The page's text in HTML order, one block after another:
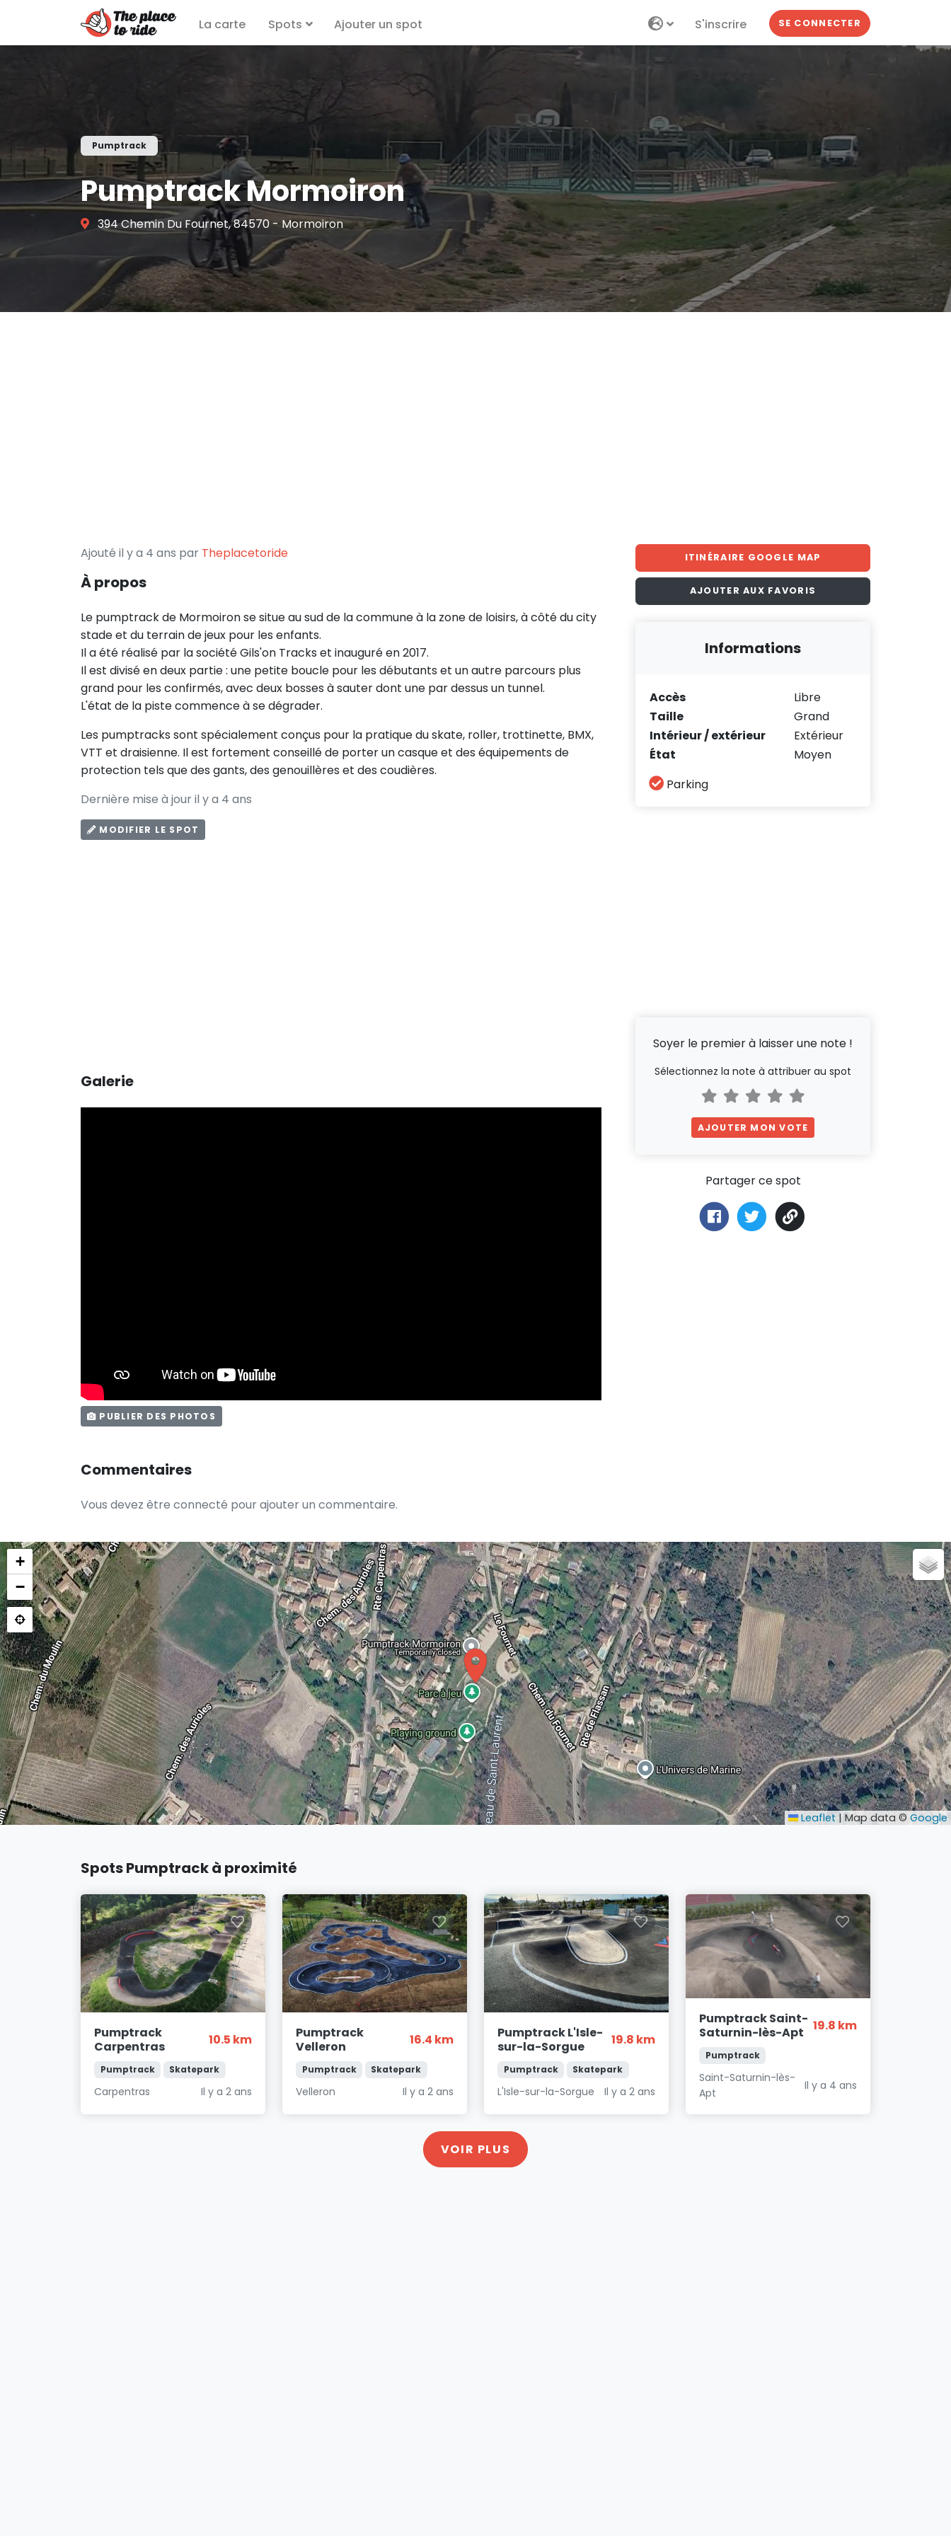
La carte Spots Ajouter un spot S'inscrire SE CONNECTER
Pumptrack
Pumptrack Mormoiron
394 Chemin Du Fournet, 84570 - Mormoiron
Ajouté il y a 4 ans par Theplacetoride
À propos
Le pumptrack de Mormoiron se situe au sud de la commune à la zone de loisirs, à côté du city
stade et du terrain de jeux pour les enfants.
Il a été réalisé par la société Gils'on Tracks et inauguré en 2017.
Il est divisé en deux partie : une petite boucle pour les débutants et un autre parcours plus
grand pour les confirmés, avec deux bosses à sauter dont une par dessus un tunnel.
L'état de la piste commence à se dégrader.
Les pumptracks sont spécialement conçus pour la pratique du skate, roller, trottinette, BMX,
VTT et draisienne. Il est fortement conseillé de porter un casque et des équipements de
protection tels que des gants, des genouillères et des coudières.
Dernière mise à jour il y a 4 ans
MODIFIER LE SPOT
Galerie
PUBLIER DES PHOTOS
Commentaires
Vous devez être connecté pour ajouter un commentaire.
ITINÉRAIRE GOOGLE MAP
AJOUTER AUX FAVORIS
Informations
Accès
Libre
Taille
Grand
Intérieur / extérieur
Extérieur
État
Moyen
Parking
Soyer le premier à laisser une note !
Sélectionnez la note à attribuer au spot
AJOUTER MON VOTE
Partager ce spot
+
−
Leaflet | Map data © Google
Spots Pumptrack à proximité
Pumptrack
Carpentras
10.5 km
Pumptrack Skatepark
Carpentras Il y a 2 ans
Pumptrack
Velleron
16.4 km
Pumptrack Skatepark
Velleron Il y a 2 ans
Pumptrack L'Isle-
sur-la-Sorgue
19.8 km
Pumptrack Skatepark
L'Isle-sur-la-Sorgue Il y a 2 ans
Pumptrack Saint-
Saturnin-lès-Apt
19.8 km
Pumptrack
Saint-Saturnin-lès-
Apt
Il y a 4 ans
VOIR PLUS